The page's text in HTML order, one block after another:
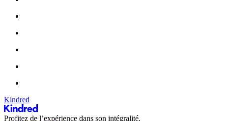
Kindred
Profitez de l’expérience dans son intégralité.